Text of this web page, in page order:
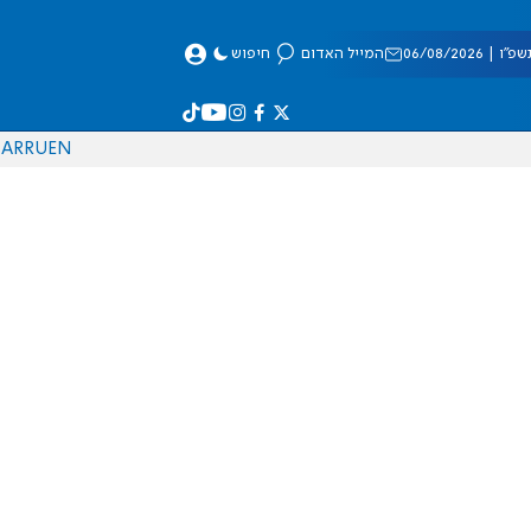
08/2026 המייל האדום חיפוש
EN
RU
AR